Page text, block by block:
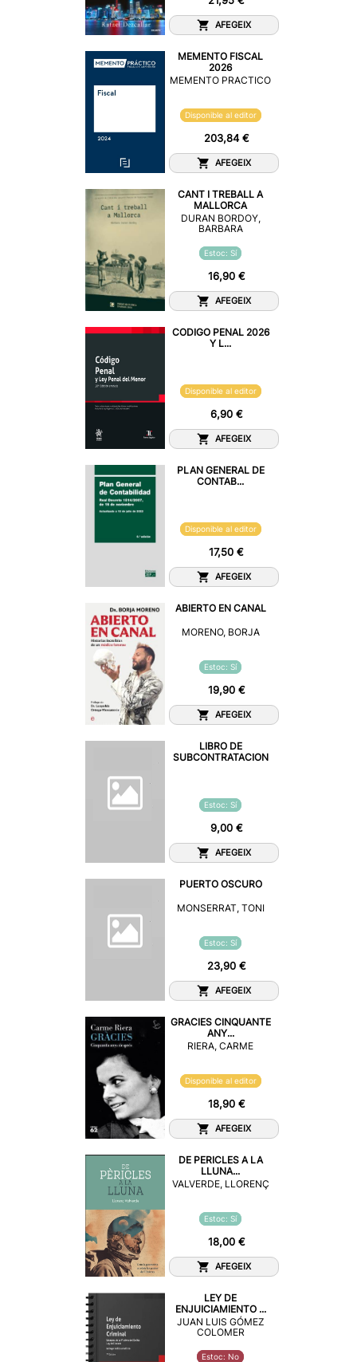
AFEGEIX
MEMENTO FISCAL
2026
MEMENTO PRACTICO
Disponible al editor
203,84 €
AFEGEIX
CANT I TREBALL A
MALLORCA
DURAN BORDOY,
BARBARA
Estoc: Sí
16,90 €
AFEGEIX
CODIGO PENAL 2026
Y L...
Disponible al editor
6,90 €
AFEGEIX
PLAN GENERAL DE
CONTAB...
Disponible al editor
17,50 €
AFEGEIX
ABIERTO EN CANAL
MORENO, BORJA
Estoc: Sí
19,90 €
AFEGEIX
LIBRO DE
SUBCONTRATACION
Estoc: Sí
9,00 €
AFEGEIX
PUERTO OSCURO
MONSERRAT, TONI
Estoc: Sí
23,90 €
AFEGEIX
GRACIES CINQUANTE
ANY...
RIERA, CARME
Disponible al editor
18,90 €
AFEGEIX
DE PERICLES A LA
LLUNA...
VALVERDE, LLORENÇ
Estoc: Sí
18,00 €
AFEGEIX
LEY DE
ENJUICIAMIENTO ...
JUAN LUIS GÓMEZ
COLOMER
Estoc: No